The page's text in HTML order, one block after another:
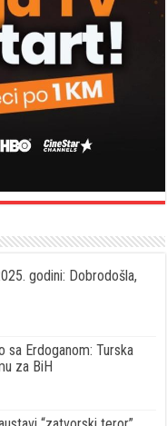
godini: Dobrodošla,
sa Erdoganom: Turska
za BiH